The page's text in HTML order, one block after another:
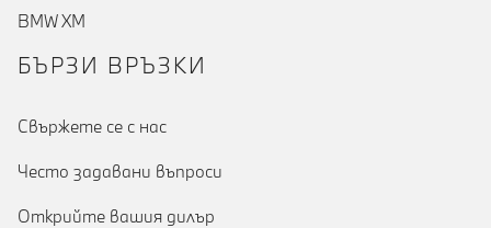
BMW XM
БЪРЗИ ВРЪЗКИ
Cвържете се с нас
Често задавани въпроси
Открийте вашия дилър